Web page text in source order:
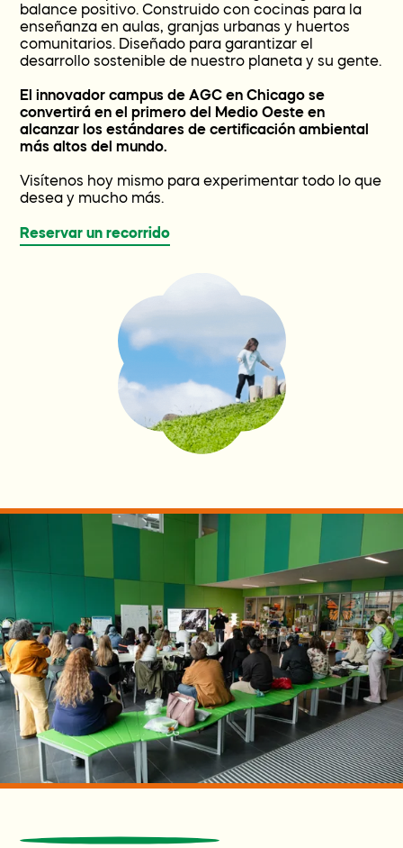
balance positivo. Construido con cocinas para la
enseñanza en aulas, granjas urbanas y huertos
comunitarios. Diseñado para garantizar el
desarrollo sostenible de nuestro planeta y su gente.
El innovador campus de AGC en Chicago se
convertirá en el primero del Medio Oeste en
alcanzar los estándares de certificación ambiental
más altos del mundo.
Visítenos hoy mismo para experimentar todo lo que
desea y mucho más.
Reservar un recorrido